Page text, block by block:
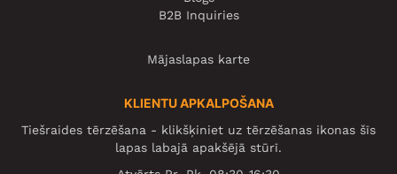
B2B Inquiries
Mājaslapas karte
KLIENTU APKALPOŠANA
Tiešraides tērzēšana - klikšķiniet uz tērzēšanas ikonas šīs
lapas labajā apakšējā stūrī.